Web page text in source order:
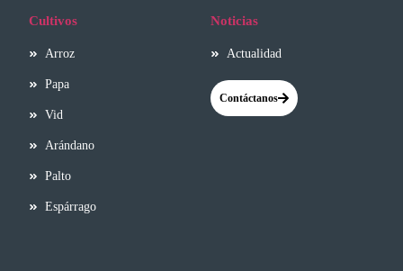
Cultivos
Arroz
Papa
Vid
Arándano
Palto
Espárrago
Noticias
Actualidad
Contáctanos